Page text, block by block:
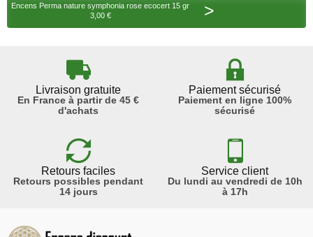
Encens Perma nature symphonia rose ecocert 15 gr
3,00 €
>
Livraison gratuite
En France à partir de 45 €
d'achats
Paiement sécurisé
Paiement en ligne 100%
sécurisé
Retours faciles
Retours possibles pendant
14 jours
Service client
Du lundi au vendredi de 10h
à 17h